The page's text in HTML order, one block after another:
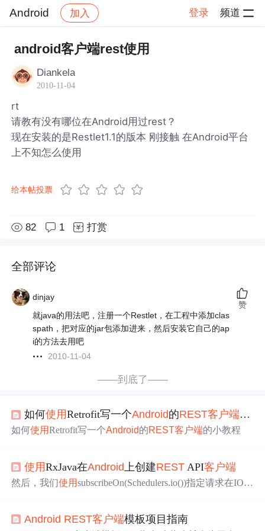
Android 加入 登录 频道
Android 帖子详情
android客户端rest使用
Diankela
2010-11-04
rt
请教有没有哪位在Android用过rest？
现在安装的是Restlet1.1的版本 刚接触 在Android平台
上不知怎么使用
给本帖投票
82 1 打赏
全部评论
dinjay
就java的用法吧，注册一个Restlet，在工程中添加clas
spath，把对应的jar包添加进来，然后安装它自己的ap
i的方法去用吧
2010-11-04
赞
——到底了——
如何使用Retrofit写一个Android的REST客户端的小
如何使用Retrofit写一个Android的REST客户端的小教程
使用RxJava在Android 上创建REST API客户端
然后，我们使用subscribeOn(Schedulers.io())指定请求在IO线
a来创建一个 RESTAPI客户端，以便从服务器获取数据并
Android REST客户端模板项目指南